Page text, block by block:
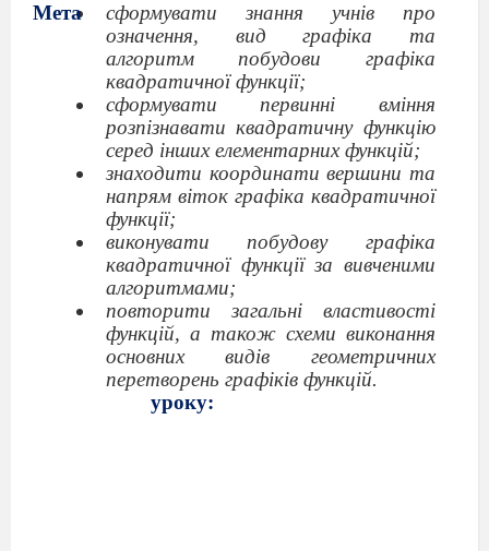
сформувати знання учнів про
означення, вид графіка та
алгоритм побудови графіка
квадратичної функції;
сформувати первинні вміння
розпізнавати квадратичну функцію
серед інших елементарних функцій;
знаходити координати вершини та
напрям віток графіка квадратичної
функції;
виконувати побудову графіка
квадратичної функції за вивченими
алгоритмами;
повторити загальні властивості
функцій, а також схеми виконання
основних видів геометричних
перетворень графіків функцій.
Мета
уроку: